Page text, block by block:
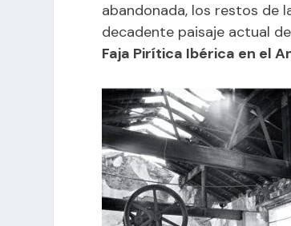
abandonada, los restos de
decadente paisaje actual
Faja Pirítica Ibérica en el